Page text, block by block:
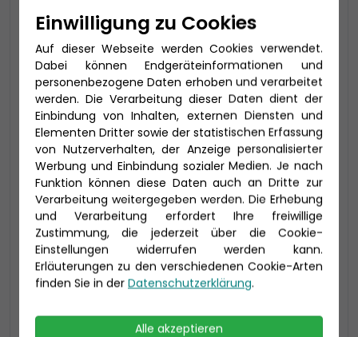
-150 € - Frühbucher Plus
2-Bett-Veranda Komfort (VB)
Verandakabine Komfort mit begehbarem
Kleiderschrank
Preis 3.900 €
Einwilligung zu Cookies
Auf dieser Webseite werden Cookies verwendet.
Dabei können Endgeräteinformationen und
personenbezogene Daten erhoben und verarbeitet
werden. Die Verarbeitung dieser Daten dient der
Einbindung von Inhalten, externen Diensten und
Elementen Dritter sowie der statistischen Erfassung
von Nutzerverhalten, der Anzeige personalisierter
Werbung und Einbindung sozialer Medien. Je nach
Funktion können diese Daten auch an Dritte zur
Verarbeitung weitergegeben werden. Die Erhebung
und Verarbeitung erfordert Ihre freiwillige
Zustimmung, die jederzeit über die Cookie-
Einstellungen widerrufen werden kann.
Erläuterungen zu den verschiedenen Cookie-Arten
finden Sie in der Datenschutzerklärung.
Alle akzeptieren